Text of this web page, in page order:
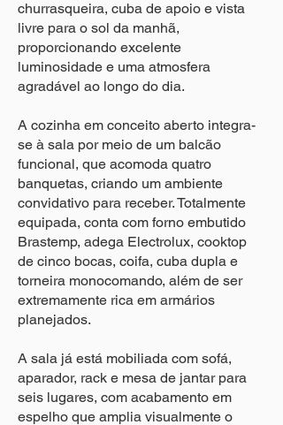
churrasqueira, cuba de apoio e vista
livre para o sol da manhã,
proporcionando excelente
luminosidade e uma atmosfera
agradável ao longo do dia.
A cozinha em conceito aberto integra-
se à sala por meio de um balcão
funcional, que acomoda quatro
banquetas, criando um ambiente
convidativo para receber. Totalmente
equipada, conta com forno embutido
Brastemp, adega Electrolux, cooktop
de cinco bocas, coifa, cuba dupla e
torneira monocomando, além de ser
extremamente rica em armários
planejados.
A sala já está mobiliada com sofá,
aparador, rack e mesa de jantar para
seis lugares, com acabamento em
espelho que amplia visualmente o